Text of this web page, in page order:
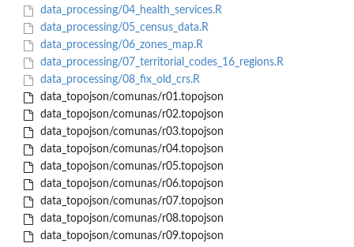
data_processing/04_health_services.R
data_processing/05_census_data.R
data_processing/06_zones_map.R
data_processing/07_territorial_codes_16_regions.R
data_processing/08_fix_old_crs.R
data_topojson/comunas/r01.topojson
data_topojson/comunas/r02.topojson
data_topojson/comunas/r03.topojson
data_topojson/comunas/r04.topojson
data_topojson/comunas/r05.topojson
data_topojson/comunas/r06.topojson
data_topojson/comunas/r07.topojson
data_topojson/comunas/r08.topojson
data_topojson/comunas/r09.topojson